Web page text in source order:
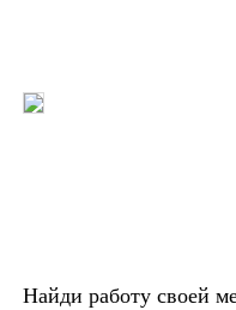
Найди работу своей